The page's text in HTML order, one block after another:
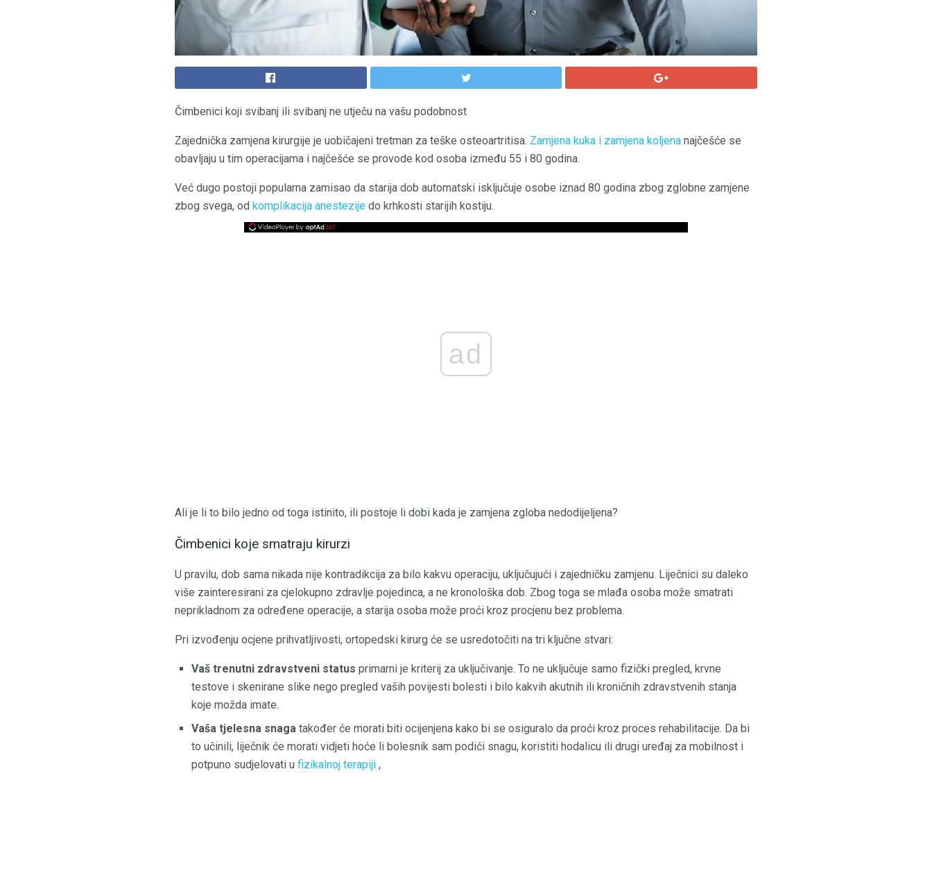
Čimbenici koji svibanj ili svibanj ne utječu na vašu podobnost
Zajednička zamjena kirurgije je uobičajeni tretman za teške osteoartritisa. Zamjena kuka i zamjena koljena najčešće se
obavljaju u tim operacijama i najčešće se provode kod osoba između 55 i 80 godina.
Već dugo postoji popularna zamisao da starija dob automatski isključuje osobe iznad 80 godina zbog zglobne zamjene
zbog svega, od komplikacija anestezije do krhkosti starijih kostiju.
ad
Ali je li to bilo jedno od toga istinito, ili postoje li dobi kada je zamjena zgloba nedodijeljena?
Čimbenici koje smatraju kirurzi
U pravilu, dob sama nikada nije kontradikcija za bilo kakvu operaciju, uključujući i zajedničku zamjenu. Liječnici su daleko
više zainteresirani za cjelokupno zdravlje pojedinca, a ne kronološka dob. Zbog toga se mlađa osoba može smatrati
neprikladnom za određene operacije, a starija osoba može proći kroz procjenu bez problema.
Pri izvođenju ocjene prihvatljivosti, ortopedski kirurg će se usredotočiti na tri ključne stvari:
Vaš trenutni zdravstveni status primarni je kriterij za uključivanje. To ne uključuje samo fizički pregled, krvne
testove i skenirane slike nego pregled vaših povijesti bolesti i bilo kakvih akutnih ili kroničnih zdravstvenih stanja
koje možda imate.
Vaša tjelesna snaga također će morati biti ocijenjena kako bi se osiguralo da proći kroz proces rehabilitacije. Da bi
to učinili, liječnik će morati vidjeti hoće li bolesnik sam podići snagu, koristiti hodalicu ili drugi uređaj za mobilnost i
potpuno sudjelovati u fizikalnoj terapiji ,